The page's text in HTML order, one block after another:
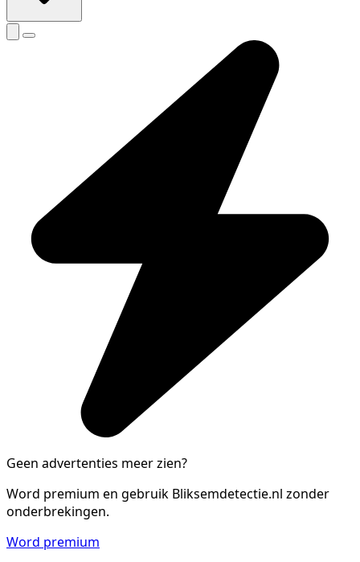
Geen advertenties meer zien?
Word premium en gebruik Bliksemdetectie.nl zonder
onderbrekingen.
Word premium